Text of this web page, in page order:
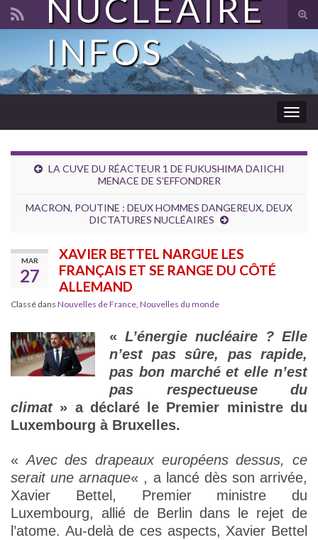
Search for:
NUCLÉAIRE
INFOS
LA CUVE DU RÉACTEUR 1 DE FUKUSHIMA DAIICHI
MENACE DE S’EFFONDRER
MACRON, POUTINE : DEUX HOMMES DANGEREUX, DEUX
DICTATURES NUCLÉAIRES
MAR
27
XAVIER BETTEL NARGUE LES
FRANÇAIS ET SE RANGE DU CÔTÉ
ALLEMAND
Classé dans Nouvelles de France, Nouvelles du monde
« L’énergie nucléaire ? Elle
n’est pas sûre, pas rapide,
pas bon marché et elle n’est
pas respectueuse du
climat» a déclaré le Premier ministre du
Luxembourg à Bruxelles.
«Avec des drapeaux européens dessus, ce
serait une arnaque« , a lancé dès son arrivée,
Xavier Bettel, Premier ministre du
Luxembourg, allié de Berlin dans le rejet de
l’atome. Au-delà de ces aspects, Xavier Bettel